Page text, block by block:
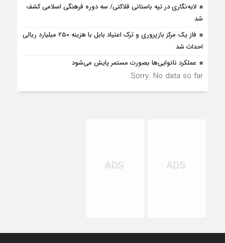
لایه‌نگاری در تپه باستانی قلاکتی/ سه دوره فرهنگی اسلامی کشف
شد
فاز یک مرکز بازپروری و ترک اعتیاد بابل با هزینه ۲۵۰ میلیارد ریالی
احداث شد
عملکرد نانوایی‌ها بصورت مستمر پایش می‌شود
Sorry. No data so far.